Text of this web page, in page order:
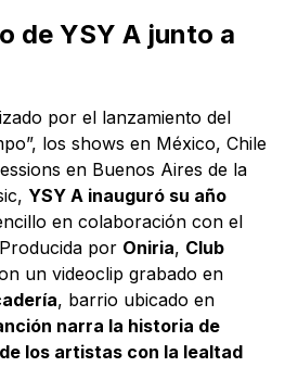
de YSY A junto a
por el lanzamiento del
los shows en México, Chile
en Buenos Aires de la
YSY A inauguró su año
en colaboración con el
por Oniria, Club
un videoclip grabado en
, barrio ubicado en
narra la historia de
los artistas con la lealtad